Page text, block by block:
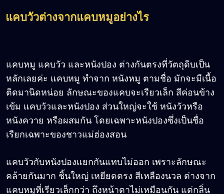
แคบวัวต่างจากแคบหมูอย่างไร
แคบหมู แคบวัว และหนังปอง ต่างกันตรงที่วัตถุดิบเป็น
หลักเลยค่ะ แคบหมู ทำจาก หนังหมู ตามชื่อ มักจะมีเนื้อ
ติดมานิดหน่อย ลักษณะของแคบจะเรียวเล็ก สีค่อนข้าง
เข้ม แคบวัวและหนังปอง ส่วนใหญ่จะใช้ หนังวัวหรือ
หนังควาย หรือผสมกัน โดยเฉพาะหนังปองซึ่งเป็นชื่อ
เรียกเฉพาะของชาวแม่ฮ่องสอน
แคบวัวกับหนังปองแยกกันแทบไม่ออก เพราะลักษณะ
คล้ายกันมาก ชิ้นใหญ่ เหยียดตรง สีเหลืองนวล ต่างจาก
แคบหมูที่เรียวเล็กกว่า ถึงหน้าตาไม่เหมือนกัน แต่กลิ่น